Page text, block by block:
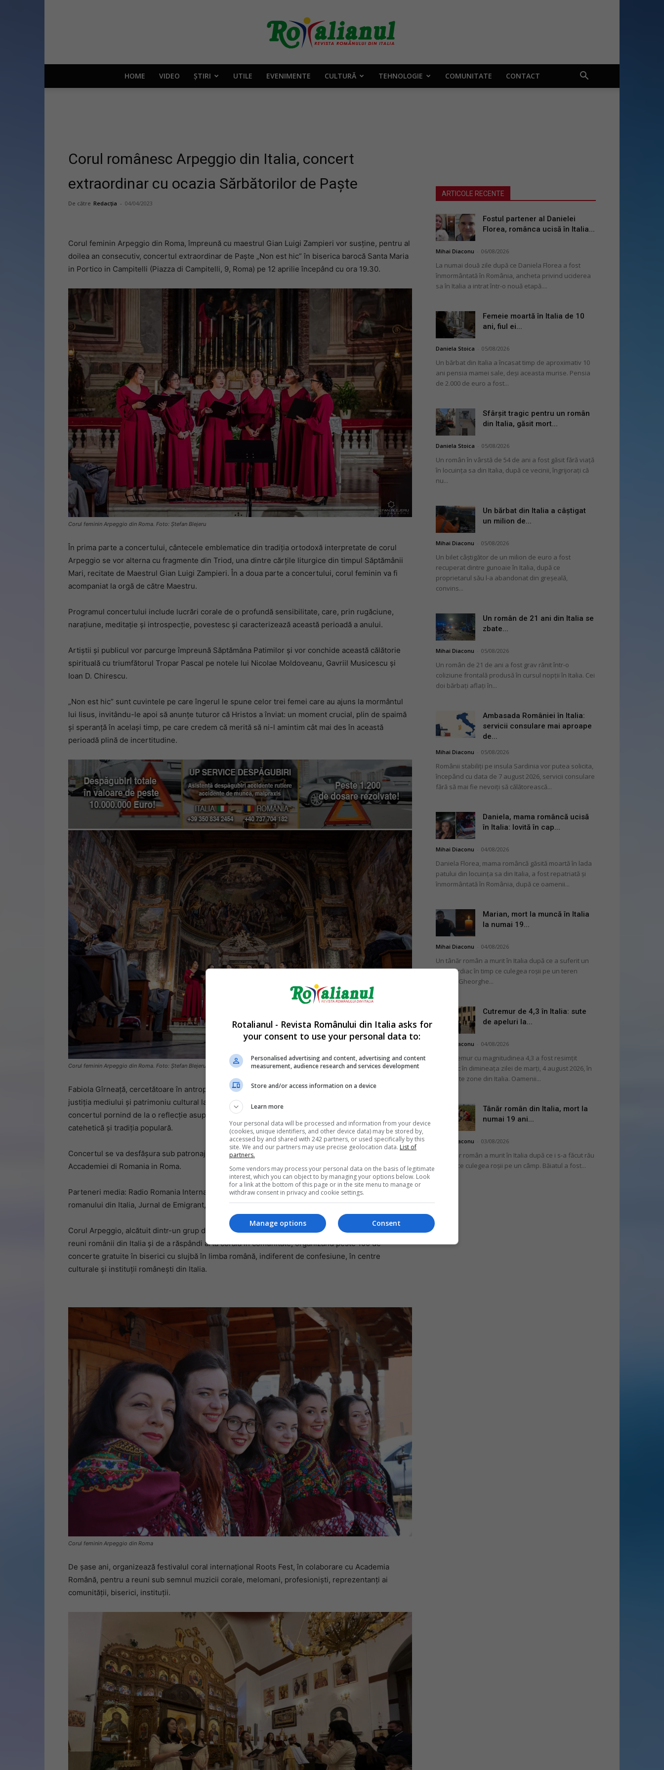
Rotalianul
din
Italia
HOME VIDEO ȘTIRI UTILE EVENIMENTE CULTURĂ TEHNOLOGIE COMUNITATE CONTACT
Corul românesc Arpeggio din Italia, concert
extraordinar cu ocazia Sărbătorilor de Paște
De către Redacția - 04/04/2023
Corul feminin Arpeggio din Roma, împreună cu maestrul Gian Luigi Zampieri vor susține, pentru al
doilea an consecutiv, concertul extraordinar de Paște „Non est hic” în biserica barocă Santa Maria
in Portico in Campitelli (Piazza di Campitelli, 9, Roma) pe 12 aprilie începând cu ora 19.30.
Corul feminin Arpeggio din Roma. Foto: Ștefan Blejeru
În prima parte a concertului, cântecele emblematice din tradiția ortodoxă interpretate de corul
Arpeggio se vor alterna cu fragmente din Triod, una dintre cărțile liturgice din timpul Săptămânii
Mari, recitate de Maestrul Gian Luigi Zampieri. În a doua parte a concertului, corul feminin va fi
acompaniat la orgă de către Maestru.
Programul concertului include lucrări corale de o profundă sensibilitate, care, prin rugăciune,
narațiune, meditație și introspecție, povestesc și caracterizează această perioadă a anului.
Artiștii și publicul vor parcurge împreună Săptămâna Patimilor și vor conchide această călătorie
spirituală cu triumfătorul Tropar Pascal pe notele lui Nicolae Moldoveanu, Gavriil Musicescu și
Ioan D. Chirescu.
„Non est hic” sunt cuvintele pe care îngerul le spune celor trei femei care au ajuns la mormântul
lui Iisus, invitându-le apoi să anunțe tuturor că Hristos a înviat: un moment crucial, plin de spaimă
și speranță în același timp, pe care credem că merită să ni-l amintim cât mai des în această
perioadă plină de incertitudine.
Corul feminin Arpeggio din Roma. Foto: Ștefan Blejeru
Fabiola Gîrneață, cercetătoare în antropologie juridică pentru drepturile omului, pluralism religios,
justiția mediului și patrimoniu cultural la Universitatea La Sapienza din Roma, va introduce
concertul pornind de la o reflecție asupra reprezentării antropologice a Învierii între învățătura
catehetică și tradiția populară.
Concertul se va desfășura sub patronajul Ambasadei României în Republica Italiană și al
Accademiei di Romania in Roma.
Parteneri media: Radio Romania International, Radio Romania Actualități, Rotalianul – Revista
romanului din Italia, Jurnal de Emigrant, Abitare a Roma.
Corul Arpeggio, alcătuit dintr-un grup de șase voci feminine, a luat naștere la Roma cu scopul de a
reuni românii din Italia și de a răspândi arta corală în comunitate, organizând peste 100 de
concerte gratuite în biserici cu slujbă în limba română, indiferent de confesiune, în centre
culturale și instituții românești din Italia.
Corul feminin Arpeggio din Roma
De șase ani, organizează festivalul coral internațional Roots Fest, în colaborare cu Academia
Română, pentru a reuni sub semnul muzicii corale, melomani, profesioniști, reprezentanți ai
comunității, biserici, instituții.
ARTICOLE RECENTE
Fostul partener al Danielei
Florea, românca ucisă în Italia...
Mihai Diaconu 06/08/2026
La numai două zile după ce Daniela Florea a fost
înmormântată în România, ancheta privind uciderea
sa în Italia a intrat într-o nouă etapă....
Femeie moartă în Italia de 10
ani, fiul ei...
Daniela Stoica 05/08/2026
Un bărbat din Italia a încasat timp de aproximativ 10
ani pensia mamei sale, deși aceasta murise. Pensia
de 2.000 de euro a fost...
Sfârșit tragic pentru un român
din Italia, găsit mort...
Daniela Stoica 05/08/2026
Un român în vârstă de 54 de ani a fost găsit fără viață
în locuința sa din Italia, după ce vecinii, îngrijorați că
nu...
Un bărbat din Italia a câștigat
un milion de...
Mihai Diaconu 05/08/2026
Un bilet câștigător de un milion de euro a fost
recuperat dintre gunoaie în Italia, după ce
proprietarul său l-a abandonat din greșeală,
convins...
Un român de 21 ani din Italia se
zbate...
Mihai Diaconu 05/08/2026
Un român de 21 de ani a fost grav rănit într-o
coliziune frontală produsă în cursul nopții în Italia. Cei
doi bărbați aflați în...
Ambasada României în Italia:
servicii consulare mai aproape
de...
Mihai Diaconu 05/08/2026
Românii stabiliți pe insula Sardinia vor putea solicita,
începând cu data de 7 august 2026, servicii consulare
fără să mai fie nevoiți să călătorească...
Daniela, mama româncă ucisă
în Italia: lovită în cap...
Mihai Diaconu 04/08/2026
Daniela Florea, mama româncă găsită moartă în lada
patului din locuința sa din Italia, a fost repatriată și
înmormântată în România, după ce oamenii...
Marian, mort la muncă în Italia
la numai 19...
Mihai Diaconu 04/08/2026
Un tânăr român a murit în Italia după ce a suferit un
stop cardiac în timp ce culegea roșii pe un teren
agricol. Gheorghe...
Cutremur de 4,3 în Italia: sute
de apeluri la...
Mihai Diaconu 04/08/2026
Un cutremur cu magnitudinea 4,3 a fost resimțit
puternic în dimineața zilei de marți, 4 august 2026, în
mai multe zone din Italia. Oamenii...
Tânăr român din Italia, mort la
numai 19 ani...
Mihai Diaconu 03/08/2026
Un tânăr român a murit în Italia după ce i s-a făcut rău
în timp ce culegea roșii pe un câmp. Băiatul a fost...
Rotalianul - Revista Românului din Italia asks for
your consent to use your personal data to:
Personalised advertising and content, advertising and content
measurement, audience research and services development
Store and/or access information on a device
Learn more
Your personal data will be processed and information from your device
(cookies, unique identifiers, and other device data) may be stored by,
accessed by and shared with 242 partners, or used specifically by this
site. We and our partners may use precise geolocation data. List of
partners.
Some vendors may process your personal data on the basis of legitimate
interest, which you can object to by managing your options below. Look
for a link at the bottom of this page or in the site menu to manage or
withdraw consent in privacy and cookie settings.
Consent
Manage options